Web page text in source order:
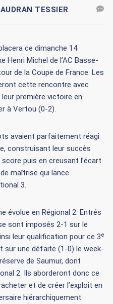
AUDRAN TESSIER
ce dimanche 14
Henri Michel de l’AC Basse-
de la Coupe de France. Les
cette rencontre avec
première victoire en
à Vertou (0-2).
avaient parfaitement réagi
construisant leur succès
puis en creusant l’écart
maîtrise qui lance
3.
évolue en Régional 2. Entrés
sont imposés 2-1 sur le
leur qualification pour ce 3ᵉ
sur une défaite (1-0) le week-
de Saumur, dont
2. Ils aborderont donc ce
et de créer l’exploit en
hiérarchiquement